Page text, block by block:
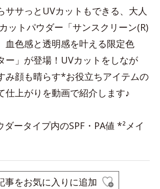
ササっとUVカットもできる、大人
ットパウダー「サンスクリーン(R)
血色感と透明感を叶える限定色
ー」が登場！UVカットをしなが
み顔も晴らす*お役立ちアイテムの
仕上がりを動画で紹介します♪
ダータイプ内のSPF・PA値 *²メイ
事をお気に入りに追加